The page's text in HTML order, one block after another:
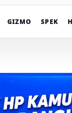
GIZMO SPEK